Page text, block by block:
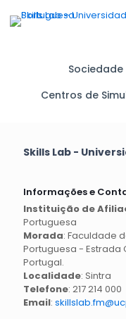
Sociedade
Centros de
Skills Lab -
Informações e
Instituição de
Portuguesa
Morada: Faculdade
Portuguesa - Estrada
Portugal.
Localidade: Sintra
Telefone: 217 214 000
Email: